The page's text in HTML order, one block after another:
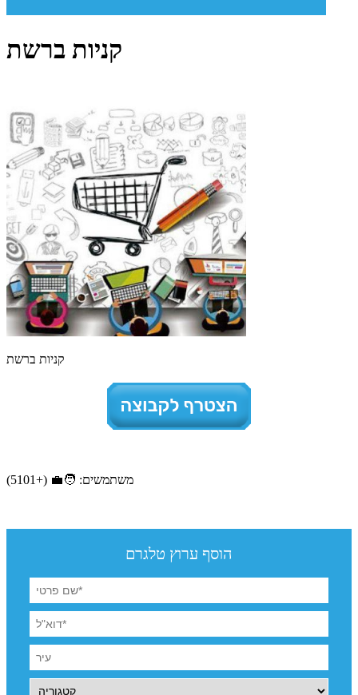
קניות ברשת
קניות ברשת
משתמשים: 🧑‍💼 (+5101)
הוסף ערוץ טלגרם